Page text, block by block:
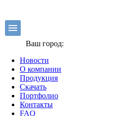
Ваш город:
Новости
О компании
Продукция
Скачать
Портфолио
Контакты
FAQ